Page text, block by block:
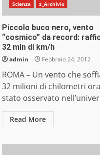
Scienza z_Archivio
Piccolo buco nero, vento
“cosmico” da record:
32 mln di km/h
admin Febbraio 24, 2012
ROMA – Un vento che
32 milioni di chilometri
stato osservato
Read More